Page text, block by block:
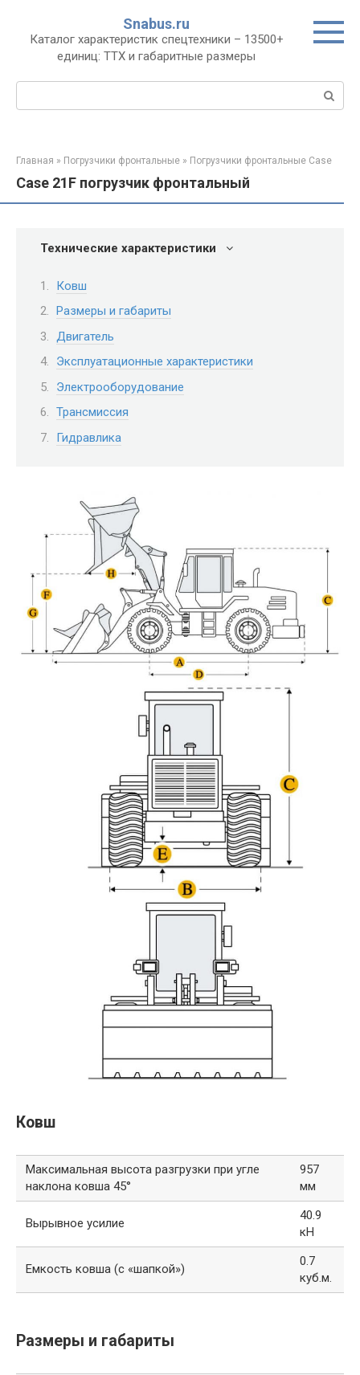
контенту
Snabus.ru
Каталог характеристик спецтехники – 13500+
единиц: ТТХ и габаритные размеры
Главная » Погрузчики фронтальные » Погрузчики фронтальные Case
Case 21F погрузчик фронтальный
Технические характеристики
Ковш
Размеры и габариты
Двигатель
Эксплуатационные характеристики
Электрооборудование
Трансмиссия
Гидравлика
Ковш
Максимальная высота разгрузки при угле
наклона ковша 45°
957
мм
Вырывное усилие
40.9
кН
Емкость ковша (с «шапкой»)
0.7
куб.м.
Размеры и габариты